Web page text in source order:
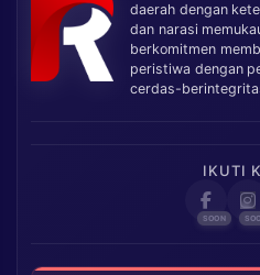
daerah dengan
dan narasi
berkomitmen
peristiwa dengan
cerdas-
IKUTI